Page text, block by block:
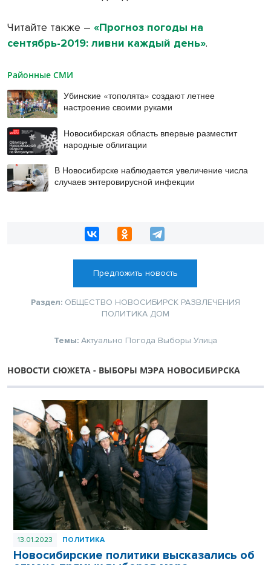
Читайте также – «Прогноз погоды на
сентябрь-2019: ливни каждый день».
Районные СМИ
Убинские «тополята» создают летнее
настроение своими руками
Новосибирская область впервые разместит
народные облигации
В Новосибирске наблюдается увеличение числа
случаев энтеровирусной инфекции
Предложить новость
Раздел: ОБЩЕСТВО НОВОСИБИРСК РАЗВЛЕЧЕНИЯ
ПОЛИТИКА ДОМ
Темы: Актуально Погода Выборы Улица
НОВОСТИ СЮЖЕТА - ВЫБОРЫ МЭРА НОВОСИБИРСКА
13.01.2023 ПОЛИТИКА
Новосибирские политики высказались об